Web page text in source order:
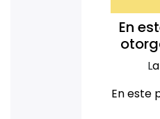
En
L
En este